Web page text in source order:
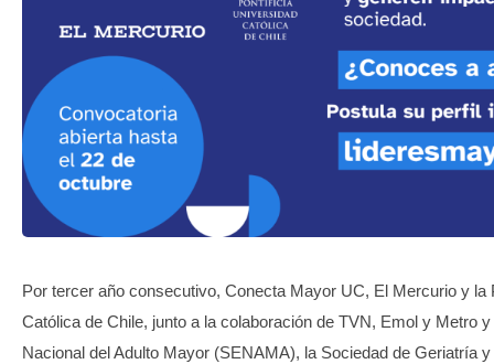
Por tercer año consecutivo, Conecta Mayor UC, El Mercurio y la
Católica de Chile, junto a la colaboración de TVN, Emol y Metro
Nacional del Adulto Mayor (SENAMA), la Sociedad de Geriatría